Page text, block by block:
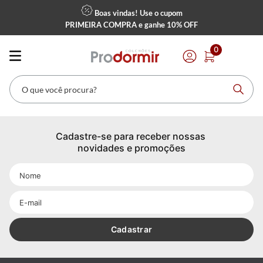
Boas vindas! Use o cupom
PRIMEIRA COMPRAe ganhe 10% OFF
0
O que você procura?
Cadastre-se para receber nossas
novidades e promoções
Cadastrar